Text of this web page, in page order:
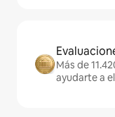
Más de
ayudarte a